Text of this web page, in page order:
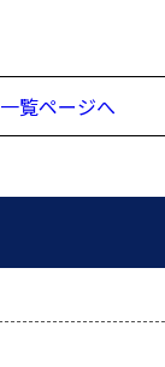
一覧ページへ